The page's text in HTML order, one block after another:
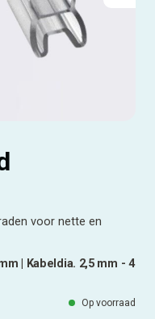
voor nette en
| Kabeldia. 2,5 mm - 4
Op voorraad